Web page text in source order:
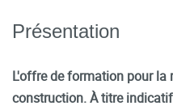
Présentation
L'offre de formation pour la
construction. À titre